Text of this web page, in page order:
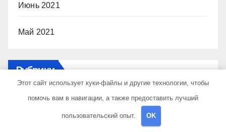
Июнь 2021
Май 2021
Рубрики
Uncategorised
Этот сайт использует куки-файлы и другие технологии, чтобы
помочь вам в навигации, а также предоставить лучший
пользовательский опыт. OK